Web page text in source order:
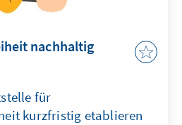
nachhaltig
für
kurzfristig etablieren